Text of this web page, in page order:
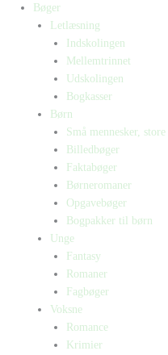
Bøger
Letlæsning
Indskolingen
Mellemtrinnet
Udskolingen
Bogkasser
Børn
Små mennesker,
Billedbøger
Faktabøger
Børneromaner
Opgavebøger
Bogpakker til børn
Unge
Fantasy
Romaner
Fagbøger
Voksne
Romance
Krimier